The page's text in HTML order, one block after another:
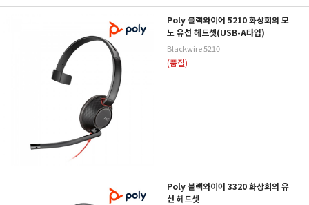
Poly 블랙와이어 5210 화상회의 모
노 유선 헤드셋(USB-A타입)
Blackwire 5210
(품절)
Poly 블랙와이어 3320 화상회의 유
선 헤드셋